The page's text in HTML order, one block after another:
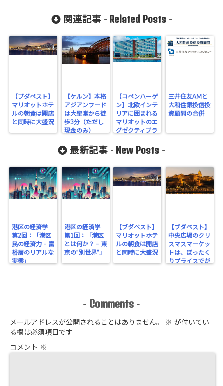
関連記事 - Related Posts-
【ブダペスト】
マリオットホテ
ルの朝食は開店
と同時に大盛況
【ケルン】本格
アジアンフード
は大聖堂から徒
歩3分（ただし
現金のみ）
【コペンハーゲ
ン】北欧インテ
リアに囲まれる
マリオットのエ
グゼクティブラ
ルタイム編）
三井住友AMと
大和住銀投信投
資顧問の合併
最新記事 - New Posts -
港区の経済学
第2回：「港区
民の経済力 – 富
裕層のリアルな
実態」
港区の経済学
第1回：「港区
とは何か？ – 東
京の“別世界”」
【ブダペスト】
マリオットホテ
ルの朝食は開店
と同時に大盛況
【ブダペスト】
中央広場のクリ
スマスマーケッ
トは、ぼったく
りプライスでが
- Comments -
メールアドレスが公開されることはありません。 ※ が付いてい
る欄は必須項目です
コメント ※